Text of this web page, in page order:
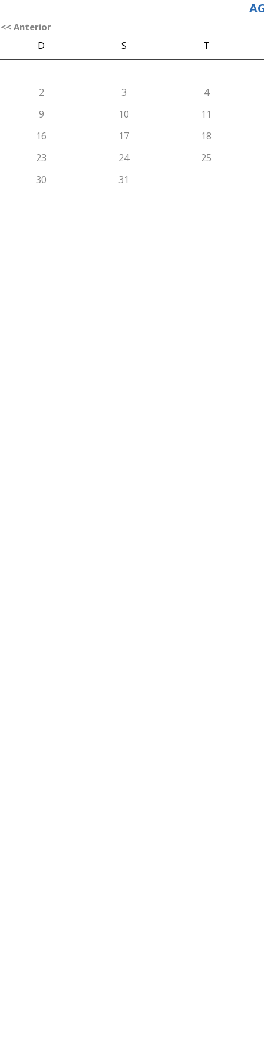
<< Anterior
D S T
2 3
4
9
10
11
16
17
18
23
24
25
30
31